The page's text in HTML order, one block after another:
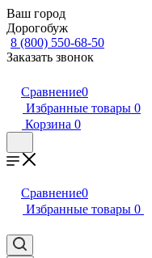
Ваш город
Дорогобуж
8 (800) 550-68-50
Заказать звонок
Сравнение0
Избранные товары 0
Корзина 0
Сравнение0
Избранные товары 0